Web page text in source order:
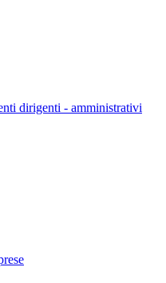
dirigenti - amministrativi